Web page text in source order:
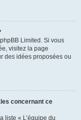
Limited. Si vous
visitez la page
des idées proposées ou
concernant ce
liste « L’équipe du